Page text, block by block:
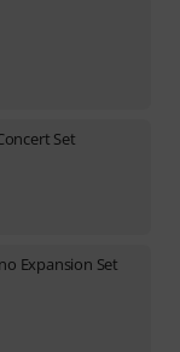
Set
Expansion Set